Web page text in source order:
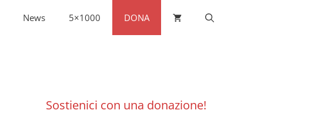
News 5×1000 DONA
Sostienici con una donazione!